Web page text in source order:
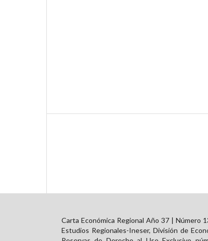
Carta Económica Regional Año 37 | Número
Estudios Regionales-Ineser, División de